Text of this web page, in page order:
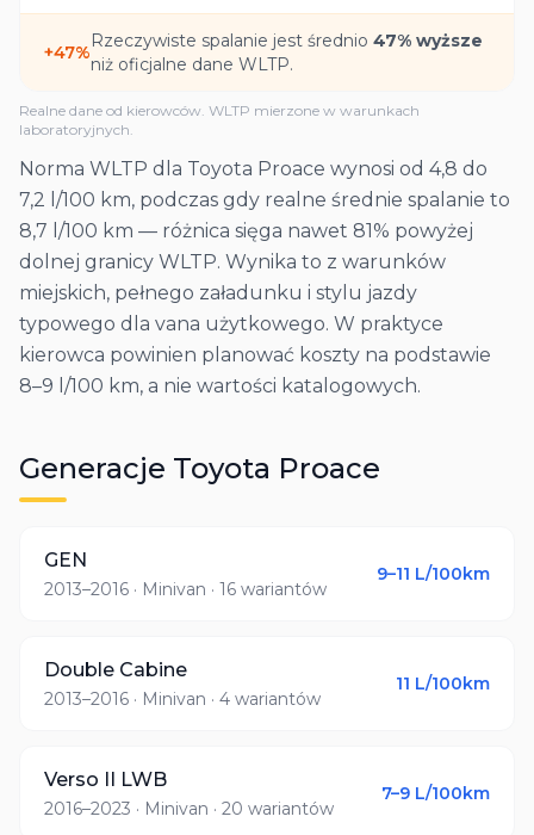
+47%
Rzeczywiste spalanie jest średnio 47% wyższe
niż oficjalne dane WLTP.
Realne dane od kierowców. WLTP mierzone w warunkach
laboratoryjnych.
Norma WLTP dla Toyota Proace wynosi od 4,8 do
7,2 l/100 km, podczas gdy realne średnie spalanie to
8,7 l/100 km — różnica sięga nawet 81% powyżej
dolnej granicy WLTP. Wynika to z warunków
miejskich, pełnego załadunku i stylu jazdy
typowego dla vana użytkowego. W praktyce
kierowca powinien planować koszty na podstawie
8–9 l/100 km, a nie wartości katalogowych.
Generacje Toyota Proace
GEN
2013–2016 · Minivan · 16 wariantów
9–11 L/100km
Double Cabine
2013–2016 · Minivan · 4 wariantów
11 L/100km
Verso II LWB
2016–2023 · Minivan · 20 wariantów
7–9 L/100km